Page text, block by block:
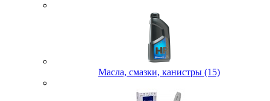
Масла, смазки, канистры (15)